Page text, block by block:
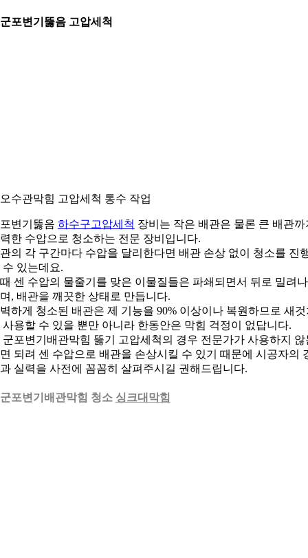
포변기뚫음 고압세척
수관막힘 고압세척 통수 작업
변기뚫음 하수구고압세척 장비는 작은 배관은 물론 큰 배관까
한 수압으로 청소하는 전문 장비입니다.
의 각 구간마다 수압을 달리한다면 배관 손상 없이 청소를 진
수 있는데요.
센 수압의 물줄기를 맞은 이물질들은 파쇄되면서 뒤로 밀려
, 배관을 깨끗한 상태로 만듭니다.
하게 청소된 배관은 제 기능을 90% 이상이나 복원하므로 새것
사용할 수 있을 뿐만 아니라 한동안은 막힘 걱정이 없답니다.
군포변기배관막힘 뚫기 고압세척의 경우 전문가가 사용하지 않
되려 센 수압으로 배관을 손상시킬 수 있기 때문에 시공자의
실력을 사전에 꼼꼼히 살펴주시길 권해드립니다.
포변기배관막힘 청소 싱크대막힘